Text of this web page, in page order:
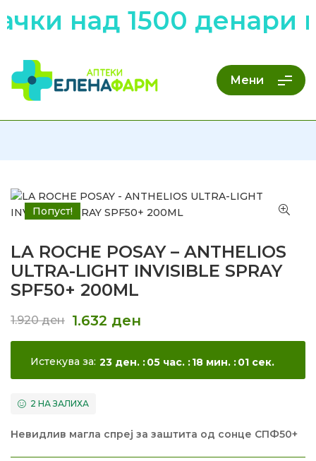
над 1500 денари
Мени
Попуст!
LA ROCHE POSAY – ANTHELIOS
ULTRA-LIGHT INVISIBLE SPRAY
SPF50+ 200ML
1.920ден 1.632 ден
Истекува за: 23 ден. 05 час. 18 мин. 00 сек.
2 НА ЗАЛИХА
Невидлив магла спреј за заштита од сонце СПФ50+